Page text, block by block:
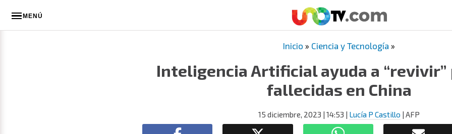
MENÚ
Inicio » Ciencia y Tecnología »
Inteligencia Artificial ayuda a “revivir”
fallecidas en China
15 diciembre, 2023 | 14:53 | Lucía P Castillo | AFP